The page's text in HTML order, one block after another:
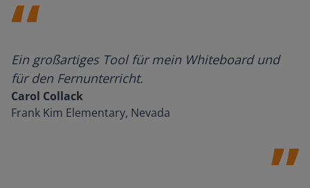
Ein großartiges Tool für mein Whiteboard und
für den Fernunterricht.
Carol Collack
Frank Kim Elementary, Nevada